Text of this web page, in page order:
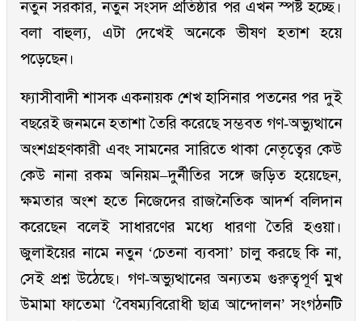
নতুন সরকার, নতুন সংসদ প্রতিষ্ঠার পর এখন স্পষ্ট হচ্ছে।
বলা বাহুল্য, এটা দেখেই অনেকে ভীষণ হতাশ হয়ে
পড়েছেন।
ফ্যাসীবাদী শাসক একনায়ক শেখ হাসিনার পতনের পর দুই
বছরেই জনমনে হতাশা তৈরি করেছে সম্ভবত গণ-অভ্যুত্থানে
অংশগ্রহণকারী এবং সামনের সারিতে থাকা নেতৃত্বের কেউ
কেউ নানা রকম অনিয়ম–দুর্নীতির সঙ্গে জড়িত হয়েছেন,
ক্ষমতার অংশ হতে নিজেদের রাজনৈতিক আদর্শ বলিদান
করেছেন বলেই সাধারণের মধ্যে ধারণা তৈরি হওয়া।
জুলাইয়ের নামে নতুন ‘চেতনা ব্যবসা’ চালু করছে কি না,
সেই প্রশ্ন উঠেছে। গণ-অভ্যুত্থানের অন্যতম গুরুত্বপূর্ণ মুখ
উমামা ফাতেমা ‘বৈষম্যবিরোধী ছাত্র আন্দোলন’ সংগঠনটি